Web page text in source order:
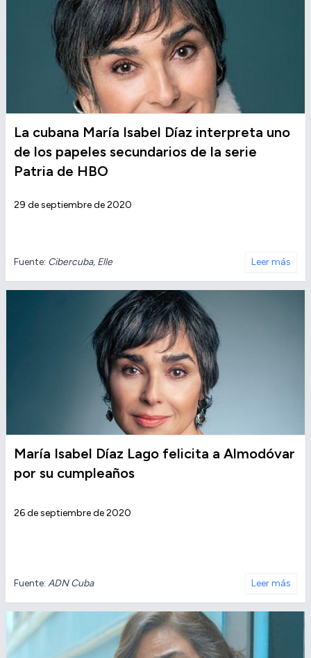
La cubana María Isabel Díaz interpreta uno
de los papeles secundarios de la serie
Patria de HBO
29 de septiembre de 2020
Fuente: Cibercuba, Elle Leer más
María Isabel Díaz Lago felicita a Almodóvar
por su cumpleaños
26 de septiembre de 2020
Fuente: ADN Cuba Leer más